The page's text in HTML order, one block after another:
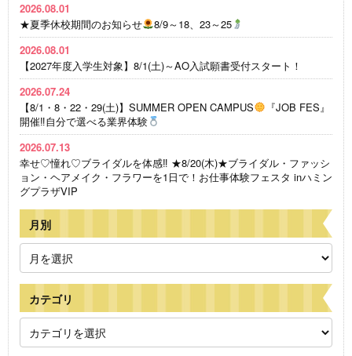
2026.08.01
★夏季休校期間のお知らせ
8/9～18、23～25
2026.08.01
【2027年度入学生対象】8/1(土)～AO入試願書受付スタート！
2026.07.24
【8/1・8・22・29(土)】SUMMER OPEN CAMPUS
『JOB FES』
開催‼自分で選べる業界体験
2026.07.13
幸せ♡憧れ♡ブライダルを体感‼ ★8/20(木)★ブライダル・ファッシ
ョン・ヘアメイク・フラワーを1日で！お仕事体験フェスタ inハミン
グプラザVIP
月別
カテゴリ